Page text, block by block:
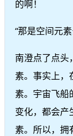
的啊！
“那是空间元
南澄点了点头
素。事实上，
素。宇宙飞船
变化，都会产
素。所以，拥